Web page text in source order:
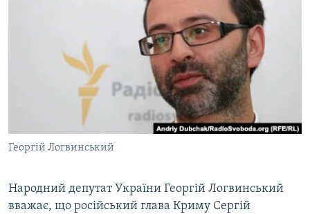
ВІДЕОУРОКИ «ELIFBE»
СВІДЧЕННЯ ОКУПАЦІЇ
УКРАЇНСЬКА ПРОБЛЕМА КРИМУ
ЯК ОБІЙТИ БЛОКУВАННЯ
Усі сайти RFE/RL
Георгій Логвинський
Народний депутат України Георгій Логвинський
вважає, що російський глава Криму Сергій